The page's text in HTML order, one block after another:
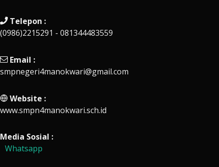
Telepon :
(0986)2215291 - 081344483559
Email :
smpnegeri4manokwari@gmail.com
Website :
www.smpn4manokwari.sch.id
Media Sosial :
Whatsapp